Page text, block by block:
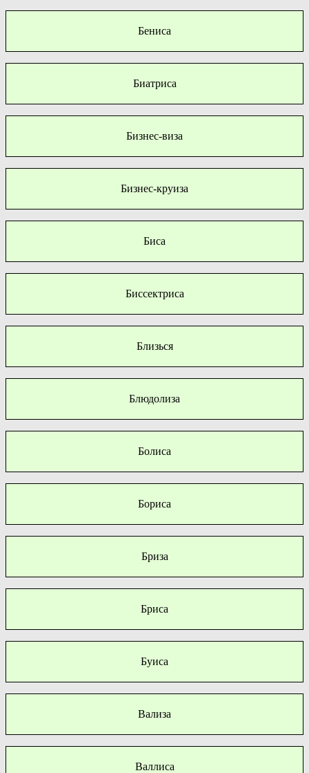
Бениса
Биатриса
Бизнес-виза
Бизнес-круиза
Биса
Биссектриса
Близься
Блюдолиза
Болиса
Бориса
Бриза
Бриса
Буиса
Вализа
Валлиса